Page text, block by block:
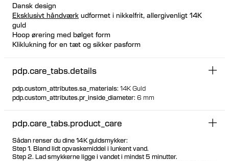
Dansk design
Eksklusivt håndværk udformet i nikkelfrit, allergivenligt 14K
guld
Hoop ørering med bølget form
Kliklukning for en tæt og sikker pasform
30% af alt guld kommer fra fairtrade
pdp.care_tabs.details
pdp.custom_attributes.sa_materials: 14K Guld
pdp.custom_attributes.pr_inside_diameter: 6 mm
pdp.care_tabs.product_care
Sådan renser du dine 14K guldsmykker:
Step 1. Bland lidt opvaskemiddel i lunkent vand.
Step 2. Lad smykkerne ligge i vandet i mindst 5 minutter.